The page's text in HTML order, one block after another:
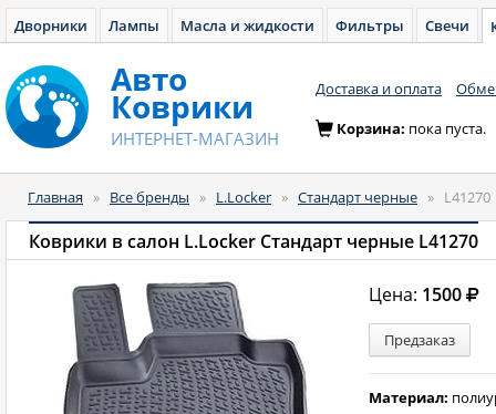
Дворники Лампы Масла и жидкости Фильтры Свечи
Авто
Коврики
ИНТЕРНЕТ-МАГАЗИН
Доставка и оплата
Корзина: пока пуста.
Главная » Все бренды » L.Locker » Стандарт черные » L41270
Коврики в салон L.Locker Стандарт черные L41270
Цена: 1500
Предзаказ
Материал: